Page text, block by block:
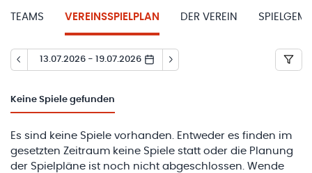
TEAMS VEREINSSPIELPLAN DER VEREIN
13.07.2026 - 19.07.2026
Keine Spiele gefunden
Es sind keine Spiele vorhanden. Entweder es finden im
gesetzten Zeitraum keine Spiele statt oder die Planung
der Spielpläne ist noch nicht abgeschlossen. Wende